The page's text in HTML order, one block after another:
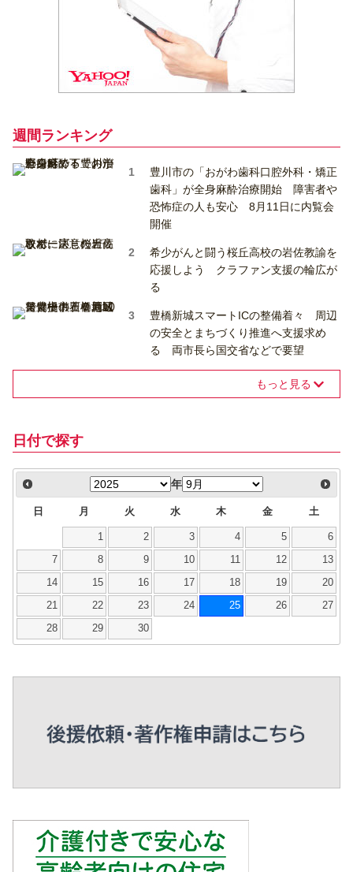
週間ランキング
豊川市の「おがわ歯科口腔外科・矯正
歯科」が全身麻酔治療開始 障害者や
恐怖症の人も安心 8月11日に内覧会
開催
希少がんと闘う桜丘高校の岩佐教諭を
応援しよう クラファン支援の輪広が
る
豊橋新城スマートICの整備着々 周辺
の安全とまちづくり推進へ支援求め
る 両市長ら国交省などで要望
もっと見る
日付で探す
年
日 月 火 水 木 金 土
1 2 3 4 5 6
7 8 9 10 11 12 13
14 15 16 17 18 19 20
21 22 23 24 25 26 27
28 29 30